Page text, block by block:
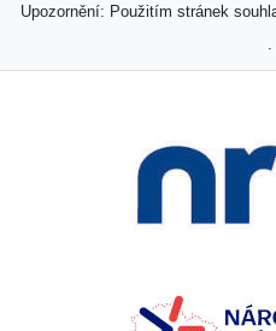
Upozornění: Použitím stránek